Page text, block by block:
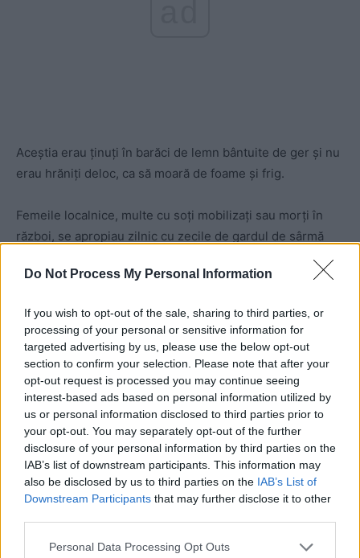
Do Not Process My Personal Information
If you wish to opt-out of the sale, sharing to third parties, or
processing of your personal or sensitive information for
targeted advertising by us, please use the below opt-out
section to confirm your selection. Please note that after your
opt-out request is processed you may continue seeing
interest-based ads based on personal information utilized by
us or personal information disclosed to third parties prior to
your opt-out. You may separately opt-out of the further
disclosure of your personal information by third parties on the
IAB’s list of downstream participants. This information may
also be disclosed by us to third parties on the IAB’s List of
Downstream Participants that may further disclose it to other
Personal Data Processing Opt Outs
Aceştia erau ţinuţi în barăci de lemn bântuite de ger şi nu
erau hrăniți deloc, ca să moară de foame şi frig.
Femeile localnice, multe cu soţi mobilizaţi sau morţi în
război, se apropiau zilnic cu zecile de gardul de sârmă
ură au femeile sovietice? Aruncă cu pietre în voi, ca să se
răzbune”.
Dar acelea nu erau pietre. Erau bubşulele dekurt, aşa se
numeşte la kazahi brânza, pe care ei o sărează, o fac ca
pe un bulgăraş pe care-l usucă la soare, devenind destul
de tare. Pe ele prizonierii le culegeau de jos şi le mâncau.
Astfel, cu acei bulgări de brânză au supravieţuit mulţi
dintre ei.
Acele femei kazahe i-au salvat de la moarte, gândindu-se